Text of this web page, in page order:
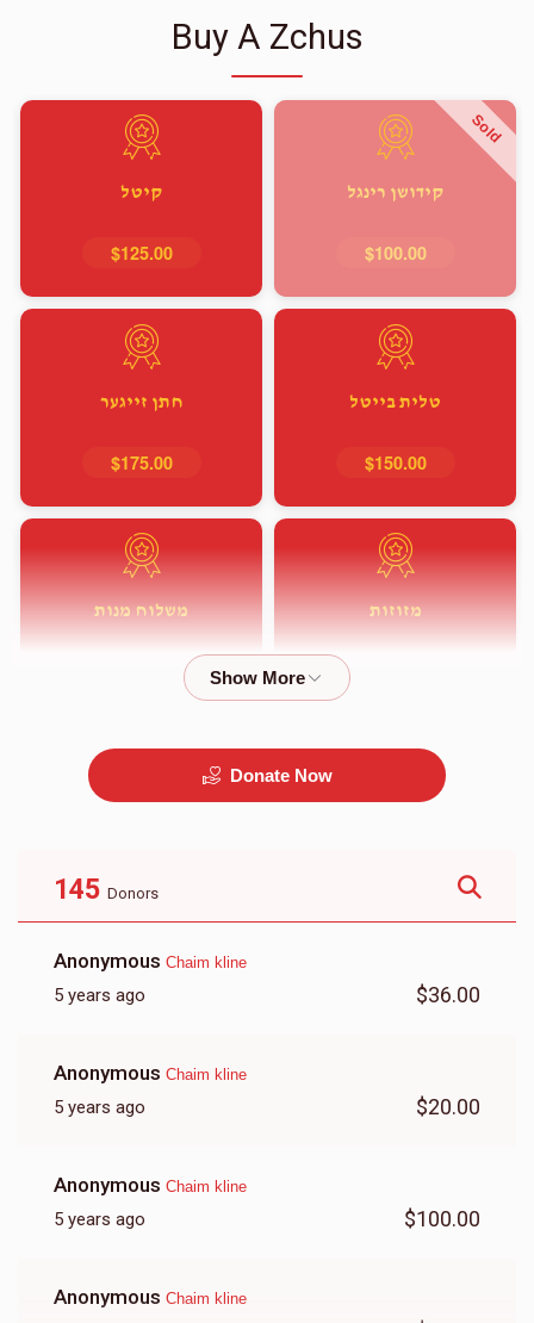
Buy A Zchus
Sold
קידושן רינגל
$100.00
קיטל
$125.00
טלית בייטל
$150.00
חתן זייגער
$175.00
מזוזות משלוח מנות
$800.00
$1,000.00
$1,500.00
Donate Now
145 Donors
Anonymous Chaim kline
5 years ago $36.00
Anonymous Chaim kline
5 years ago $20.00
Anonymous Chaim kline
5 years ago $100.00
Anonymous Chaim kline